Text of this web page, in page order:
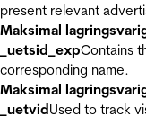
present relevant
Maksimal
_uetsid_expContains
corresponding name.
Maksimal
_uetvidUsed to track